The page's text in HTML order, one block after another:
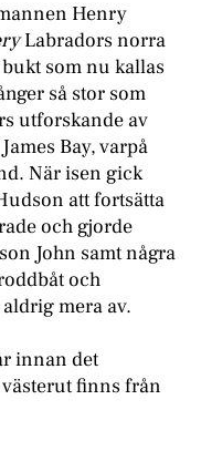
Henry
Labradors norra
som nu kallas
så stor som
utforskande av
Bay, varpå
När isen gick
att fortsätta
och gjorde
John samt några
och
mera av.
innan det
finns från